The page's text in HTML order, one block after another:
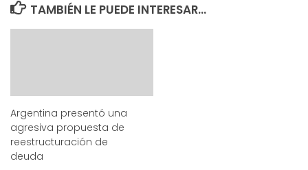
TAMBIÉN LE PUEDE INTERESAR...
Argentina presentó una
agresiva propuesta de
reestructuración de
deuda